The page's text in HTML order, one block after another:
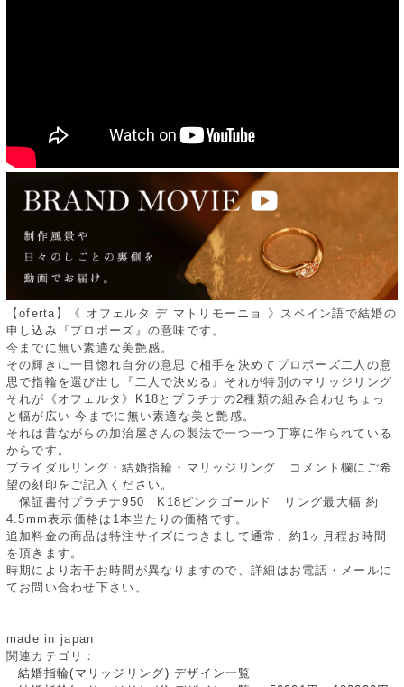
【oferta】《 オフェルタ デ マトリモーニョ 》スペイン語で結婚の
申し込み『プロポーズ』の意味です。
今までに無い素適な美艶感。
その輝きに一目惚れ自分の意思で相手を決めてプロポーズ二人の意
思で指輪を選び出し『二人で決める』それが特別のマリッジリング
それが《オフェルタ》K18とプラチナの2種類の組み合わせちょっ
と幅が広い 今までに無い素適な美と艶感。
それは昔ながらの加治屋さんの製法で一つ一つ丁寧に作られている
からです。
ブライダルリング・結婚指輪・マリッジリング コメント欄にご希
望の刻印をご記入ください。
保証書付プラチナ950 K18ピンクゴールド リング最大幅 約
4.5mm表示価格は1本当たりの価格です。
追加料金の商品は特注サイズにつきまして通常、約1ヶ月程お時間
を頂きます。
時期により若干お時間が異なりますので、詳細はお電話・メールに
てお問い合わせ下さい。
made in japan
関連カテゴリ：
結婚指輪(マリッジリング) デザイン一覧